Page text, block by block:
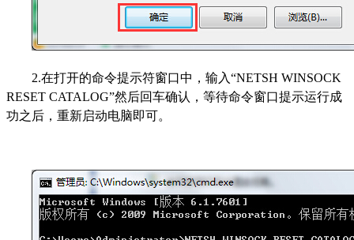
2.在打开的命令提示符窗口中，输入“NETSH WINSOCK
RESET CATALOG”然后回车确认，等待命令窗口提示运行成
功之后，重新启动电脑即可。